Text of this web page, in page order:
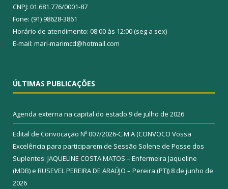
CNPJ: 01.681.776/0001-87
Fone: (91) 98628-3861
Horário de atendimento: 08:00 às 12:00 (seg a sex)
E-mail: mari-marimcd@hotmail.com
ÚLTIMAS PUBLICAÇÕES
Agenda externa na capital do estado 9 de julho de 2026
Edital de Convocação Nº 007/2026-C.M.A (CONVOCO Vossa
Excelência para participarem de Sessão Solene de Posse dos
Suplentes: JAQUELINE COSTA MATOS – Enfermeira Jaqueline
(MDB) e RUSEVEL PEREIRA DE ARAÚJO – Pereira (PT)) 8 de junho de
2026